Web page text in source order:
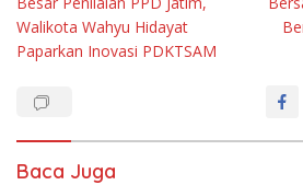
Walikota Wahyu Hidayat
Paparkan Inovasi PDKTSAM
Baca Juga